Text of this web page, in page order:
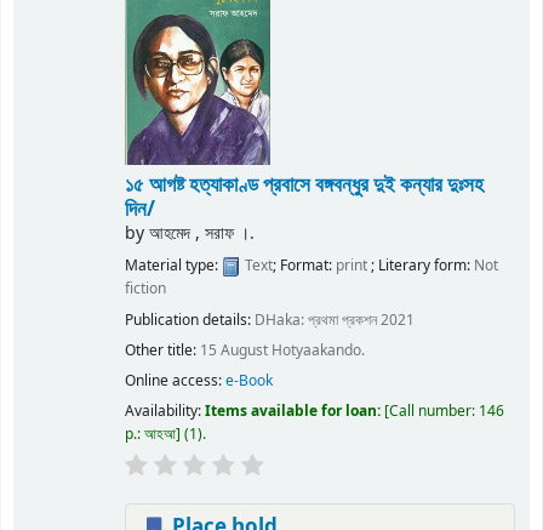
১৫ আগষ্ট হত্যাকাণ্ড প্রবাসে বঙ্গবন্ধুর দুই কন্যার দুঃসহ
দিন/
byআহমেদ , সরাফ ।.
Material type: Text; Format: print; Literary form: Not
fiction
Publication details: DHaka:প্রথমা প্রকশন2021
Other title: 15 August Hotyaakando.
Online access:e-Book
Availability:Items available for loan: Call number: 146
p.: আহআ (1).